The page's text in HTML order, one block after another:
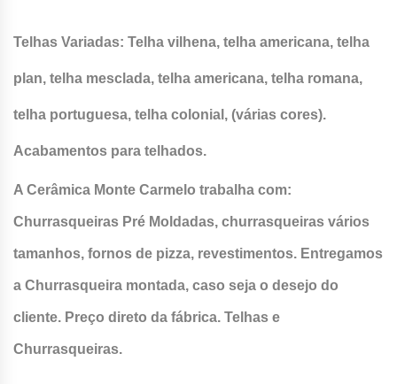
Telhas Variadas: Telha vilhena, telha americana, telha
plan, telha mesclada, telha americana, telha romana,
telha portuguesa, telha colonial, (várias cores).
Acabamentos para telhados.
A Cerâmica Monte Carmelo trabalha com:
Churrasqueiras Pré Moldadas, churrasqueiras vários
tamanhos, fornos de pizza, revestimentos. Entregamos
a Churrasqueira montada, caso seja o desejo do
cliente. Preço direto da fábrica. Telhas e
Churrasqueiras.